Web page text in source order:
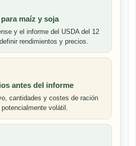
maíz y soja
y el informe del USDA del 12
rendimientos y precios.
antes del informe
cantidades y costes de ración
volátil.